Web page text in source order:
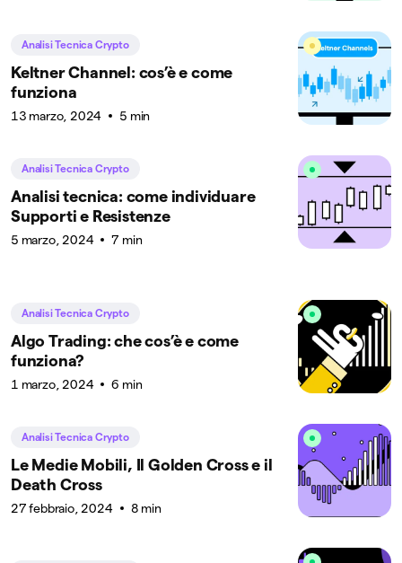
Analisi Tecnica Crypto
Keltner Channel: cos’è e come
funziona
13 marzo, 2024 5 min
Analisi Tecnica Crypto
Analisi tecnica: come individuare
Supporti e Resistenze
5 marzo, 2024 7 min
Analisi Tecnica Crypto
Algo Trading: che cos’è e come
funziona?
1 marzo, 2024 6 min
Analisi Tecnica Crypto
Le Medie Mobili, Il Golden Cross e il
Death Cross
27 febbraio, 2024 8 min